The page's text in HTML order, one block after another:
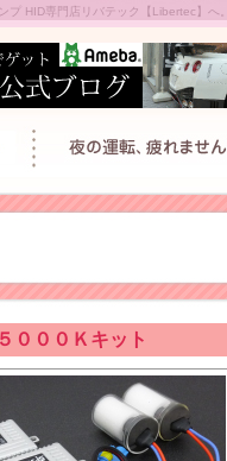
HID専門店リバテック【Libertec】へ。
００Ｋキット